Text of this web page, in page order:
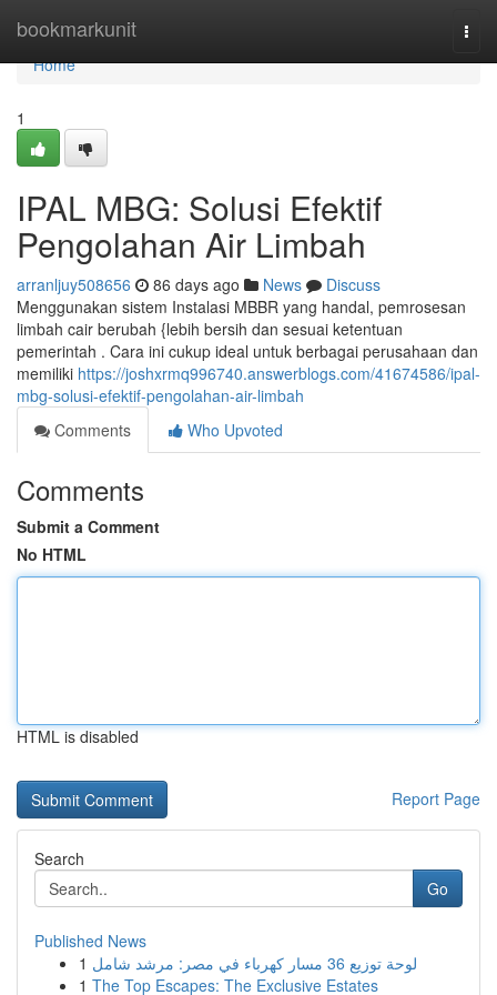
bookmarkunit
Home
Home
1
IPAL MBG: Solusi Efektif
Pengolahan Air Limbah
arranljuy508656 86 days ago News
Discuss
Menggunakan sistem Instalasi MBBR yang handal, pemrosesan
limbah cair berubah {lebih bersih dan sesuai ketentuan
pemerintah . Cara ini cukup ideal untuk berbagai perusahaan dan
memiliki https://joshxrmq996740.answerblogs.com/41674586/ipal-
mbg-solusi-efektif-pengolahan-air-limbah
Comments
Who Upvoted
Comments
Submit a Comment
No HTML
HTML is disabled
Report Page
Search
Go
Published News
1
لوحة توزيع 36 مسار كهرباء في مصر: مرشد شامل
1 The Top Escapes: The Exclusive Estates